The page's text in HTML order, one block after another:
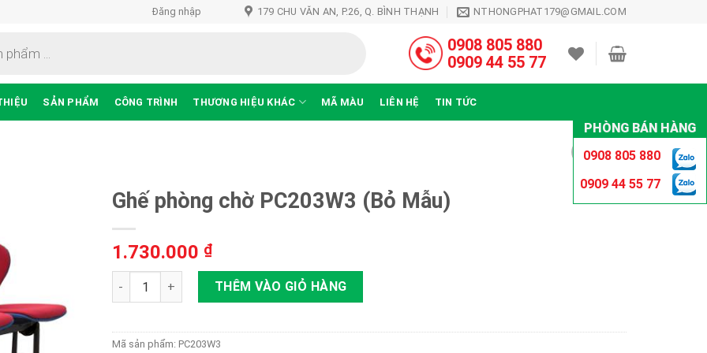
Đăng nhập 179 CHU VĂN AN, P.26, Q. BÌNH THẠNH NTHONGPHAT179@GMAIL.COM
0908 805 880
0909 44 55 77
SẢN PHẨM CÔNG TRÌNH THƯƠNG HIỆU KHÁC MÃ MÀU LIÊN HỆ TIN TỨC
phẩm
yêu
Ghế phòng chờ PC203W3 (Bỏ Mẫu)
1.730.000 ₫
Ghế phòng chờ PC203W3 (Bỏ Mẫu) số lượng
THÊM VÀO GIỎ HÀNG
Mã sản phẩm: PC203W3
PHÒNG BÁN HÀNG
0908 805 880
0909 44 55 77